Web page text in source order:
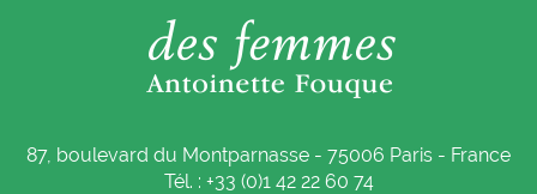
87, boulevard du Montparnasse - 75006 Paris - France
Tél. : +33 (0)1 42 22 60 74